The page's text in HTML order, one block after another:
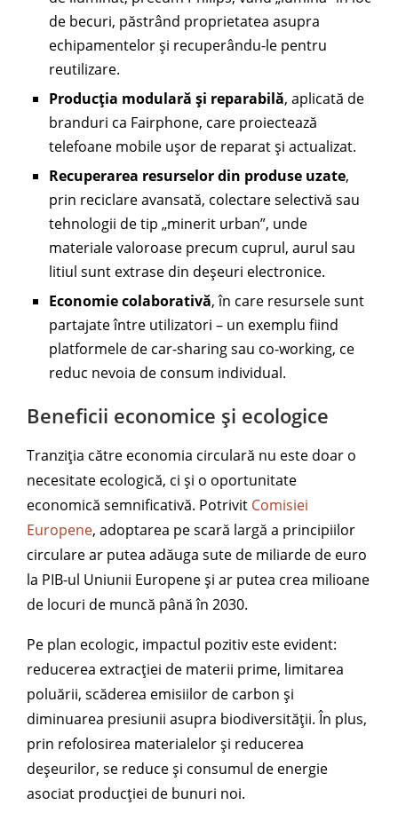
de becuri, păstrând proprietatea asupra
echipamentelor și recuperându-le pentru
reutilizare.
Producția modulară și reparabilă, aplicată de
branduri ca Fairphone, care proiectează
telefoane mobile ușor de reparat și actualizat.
Recuperarea resurselor din produse uzate,
prin reciclare avansată, colectare selectivă sau
tehnologii de tip „minerit urban”, unde
materiale valoroase precum cuprul, aurul sau
litiul sunt extrase din deșeuri electronice.
Economie colaborativă, în care resursele sunt
partajate între utilizatori – un exemplu fiind
platformele de car-sharing sau co-working, ce
reduc nevoia de consum individual.
Beneficii economice și ecologice
Tranziția către economia circulară nu este doar o
necesitate ecologică, ci și o oportunitate
economică semnificativă. Potrivit Comisiei
Europene, adoptarea pe scară largă a principiilor
circulare ar putea adăuga sute de miliarde de euro
la PIB-ul Uniunii Europene și ar putea crea milioane
de locuri de muncă până în 2030.
Pe plan ecologic, impactul pozitiv este evident:
reducerea extracției de materii prime, limitarea
poluării, scăderea emisiilor de carbon și
diminuarea presiunii asupra biodiversității. În plus,
prin refolosirea materialelor și reducerea
deșeurilor, se reduce și consumul de energie
asociat producției de bunuri noi.